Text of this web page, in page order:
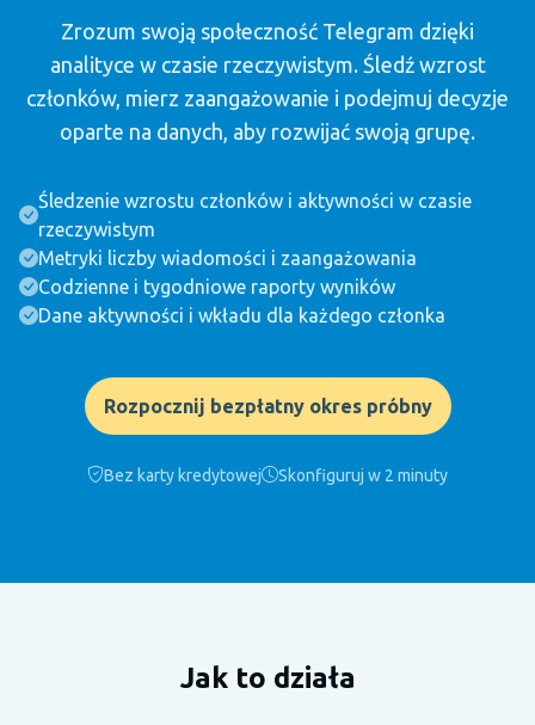
Zrozum swoją społeczność Telegram dzięki
analityce w czasie rzeczywistym. Śledź wzrost
członków, mierz zaangażowanie i podejmuj decyzje
oparte na danych, aby rozwijać swoją grupę.
Śledzenie wzrostu członków i aktywności w czasie
rzeczywistym
Metryki liczby wiadomości i zaangażowania
Codzienne i tygodniowe raporty wyników
Dane aktywności i wkładu dla każdego członka
Rozpocznij bezpłatny okres próbny
Bez karty kredytowej Skonfiguruj w 2 minuty
Jak to działa